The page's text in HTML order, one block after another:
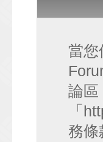
當您
論區
「
務條